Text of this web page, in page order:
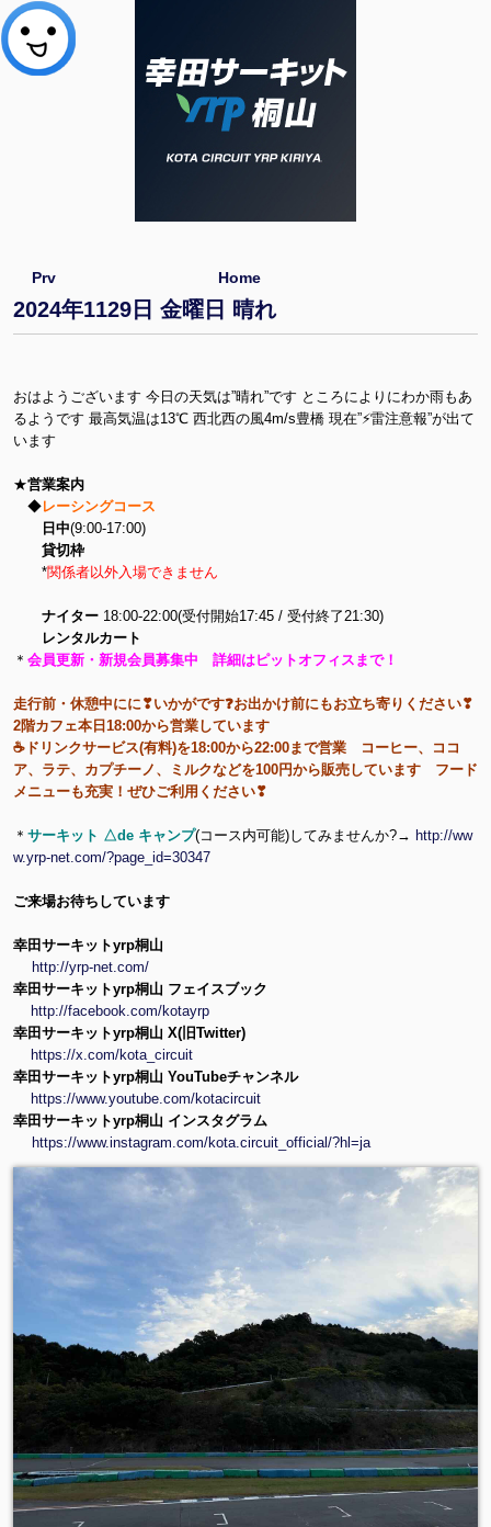
Prv Home
2024年1129日 金曜日 晴れ
おはようございます 今日の天気は”晴れ”です ところによりにわか雨もあ
るようです 最高気温は13℃ 西北西の風4m/s豊橋 現在”⚡雷注意報”が出て
います
★営業案内
◆レーシングコース
日中(9:00-17:00)
貸切枠
*関係者以外入場できません
ナイター 18:00-22:00(受付開始17:45 / 受付終了21:30)
レンタルカート
＊ 会員更新・新規会員募集中 詳細はピットオフィスまで！
走行前・休憩中にに❣いかがです❓お出かけ前にもお立ち寄りください❣
2階カフェ本日18:00から営業しています
☕ドリンクサービス(有料)を18:00から22:00まで営業 コーヒー、ココ
ア、ラテ、カプチーノ、ミルクなどを100円から販売しています フード
メニューも充実！ぜひご利用ください❣
＊ サーキット △de キャンプ(コース内可能)してみませんか?→ http://ww
w.yrp-net.com/?page_id=30347
ご来場お待ちしています
幸田サーキットyrp桐山
http://yrp-net.com/
幸田サーキットyrp桐山 フェイスブック
http://facebook.com/kotayrp
幸田サーキットyrp桐山 X(旧Twitter)
https://x.com/kota_circuit
幸田サーキットyrp桐山 YouTubeチャンネル
https://www.youtube.com/kotacircuit
幸田サーキットyrp桐山 インスタグラム
https://www.instagram.com/kota.circuit_official/?hl=ja